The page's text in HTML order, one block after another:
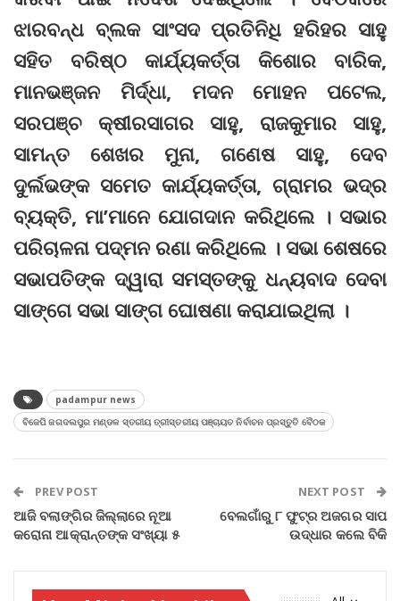
ଝାରବନ୍ଧ ବ୍ଲକ ସାଂସଦ ପ୍ରତିନିଧି ହରିହର ସାହୁ
ସହିତ ବରିଷ୍ଠ କାର୍ଯ୍ୟକର୍ତ୍ତା କିଶୋର ବାରିକ,
ମାନଭଞ୍ଜନ ମିର୍ଦ୍ଧା, ମଦନ ମୋହନ ପଟେଲ,
ସରପଞ୍ଚ କ୍ଷୀରସାଗର ସାହୁ, ରାଜକୁମାର ସାହୁ,
ସାମନ୍ତ ଶେଖର ମୁନା, ଗଣେଷ ସାହୁ, ଦେବ
ଦୁର୍ଲଭଙ୍କ ସମେତ କାର୍ଯ୍ୟକର୍ତ୍ତା, ଗ୍ରାମର ଭଦ୍ର
ବ୍ୟକ୍ତି, ମା’ମାନେ ଯୋଗଦାନ କରିଥିଲେ । ସଭାର
ପରିଚାଳନା ପଦ୍ମନ ରଣା କରିଥିଲେ । ସଭା ଶେଷରେ
ସଭାପତିଙ୍କ ଦ୍ୱାରା ସମସ୍ତଙ୍କୁ ଧନ୍ୟବାଦ ଦେବା
ସାଙ୍ଗେ ସଭା ସାଙ୍ଗ ଘୋଷଣା କରାଯାଇଥିଲା ।
padampur news
ବିଜେପି ଜଗଦଲପୁର ମଣ୍ଡଳ ସ୍ତରୀୟ ତ୍ରୀସ୍ତରୀୟ ପଞ୍ଚାୟତ ନିର୍ବାଚନ ପ୍ରସ୍ତୁତି ବୈଠକ
PREV POST
ଆଜି ବଲାଙ୍ଗିର ଜିଲ୍ଲାରେ ନୂଆ
କରୋନା ଆକ୍ରାନ୍ତଙ୍କ ସଂଖ୍ୟା ୫
NEXT POST
ବେଲଗାଁରୁ ୮ ଫୁଟ୍‌ର ଅଜଗର ସାପ
ଉଦ୍ଧାର କଲେ ବିକି